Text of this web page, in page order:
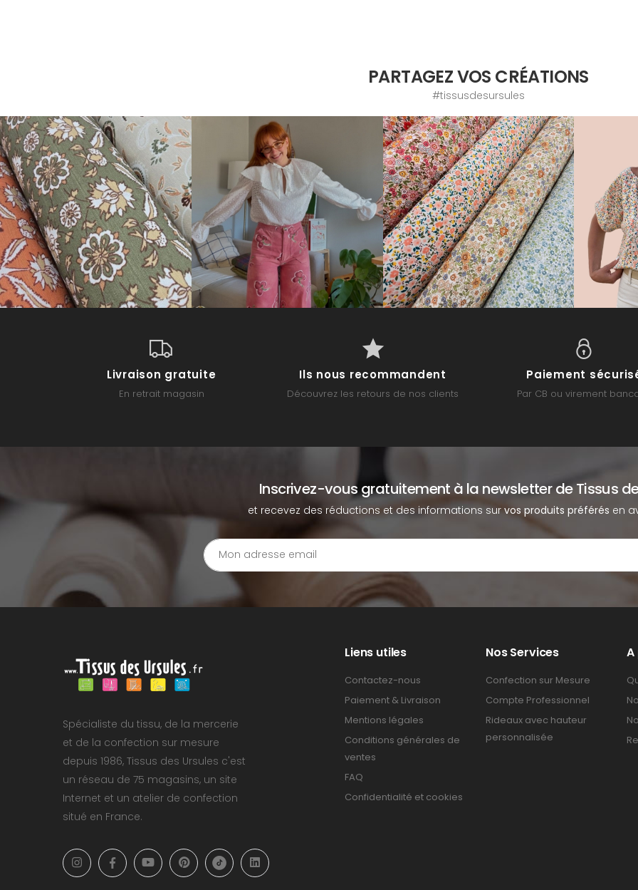
PARTAGEZ VOS CRÉATIONS
#tissusdesursules
Livraison gratuite
En retrait magasin
Ils nous recommandent
Découvrez les retours de nos clients
Paiement
Par CB ou virement
Inscrivez-vous gratuitement à la newsletter de Tissus
et recevez des réductions et des informations survos produits préférés en
Spécialiste du tissu, de la mercerie
et de la confection sur mesure
depuis 1986, Tissus des Ursules c'est
un réseau de 75 magasins, un site
Internet et un atelier de confection
situé en France.
Liens utiles
Contactez-nous
Paiement & Livraison
Mentions légales
Conditions générales de
ventes
FAQ
Confidentialité et cookies
Nos Services
Confection sur Mesure
Compte Professionnel
Rideaux avec hauteur
personnalisée